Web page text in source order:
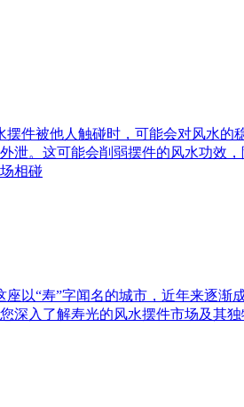
件被他人触碰时，可能会对风水的
。这可能会削弱摆件的风水功效，
相碰
以“寿”字闻名的城市，近年来逐渐
深入了解寿光的风水摆件市场及其